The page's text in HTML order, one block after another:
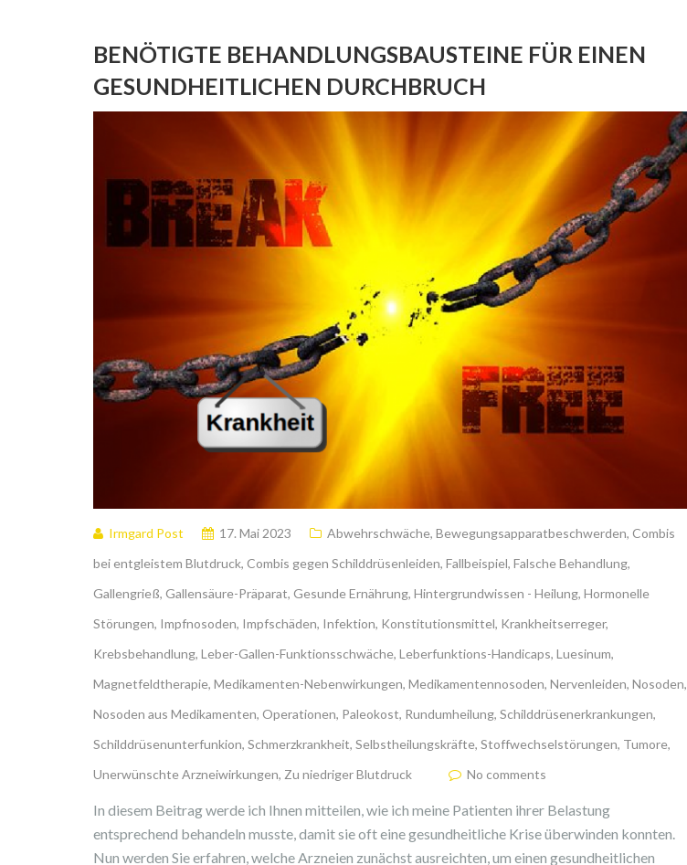
BENÖTIGTE BEHANDLUNGSBAUSTEINE FÜR EINEN
GESUNDHEITLICHEN DURCHBRUCH
Irmgard Post 17. Mai 2023 Abwehrschwäche, Bewegungsapparatbeschwerden, Combis
bei entgleistem Blutdruck, Combis gegen Schilddrüsenleiden, Fallbeispiel, Falsche Behandlung,
Gallengrieß, Gallensäure-Präparat, Gesunde Ernährung, Hintergrundwissen - Heilung, Hormonelle
Störungen, Impfnosoden, Impfschäden, Infektion, Konstitutionsmittel, Krankheitserreger,
Krebsbehandlung, Leber-Gallen-Funktionsschwäche, Leberfunktions-Handicaps, Luesinum,
Magnetfeldtherapie, Medikamenten-Nebenwirkungen, Medikamentennosoden, Nervenleiden, Nosoden,
Nosoden aus Medikamenten, Operationen, Paleokost, Rundumheilung, Schilddrüsenerkrankungen,
Schilddrüsenunterfunkion, Schmerzkrankheit, Selbstheilungskräfte, Stoffwechselstörungen, Tumore,
Unerwünschte Arzneiwirkungen, Zu niedriger Blutdruck No comments
In diesem Beitrag werde ich Ihnen mitteilen, wie ich meine Patienten ihrer Belastung
entsprechend behandeln musste, damit sie oft eine gesundheitliche Krise überwinden konnten.
Nun werden Sie erfahren, welche Arzneien zunächst ausreichten, um einen gesundheitlichen